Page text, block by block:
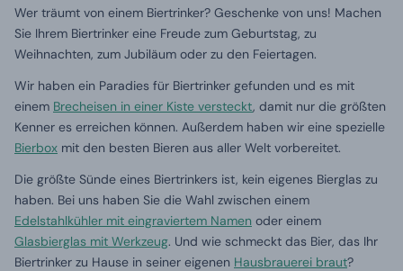
Wer träumt von einem Biertrinker? Geschenke von uns! Machen
Sie Ihrem Biertrinker eine Freude zum Geburtstag, zu
Weihnachten, zum Jubiläum oder zu den Feiertagen.
Wir haben ein Paradies für Biertrinker gefunden und es mit
einem Brecheisen in einer Kiste versteckt, damit nur die größten
Kenner es erreichen können. Außerdem haben wir eine spezielle
Bierbox mit den besten Bieren aus aller Welt vorbereitet.
Die größte Sünde eines Biertrinkers ist, kein eigenes Bierglas zu
haben. Bei uns haben Sie die Wahl zwischen einem
Edelstahlkühler mit eingraviertem Namen oder einem
Glasbierglas mit Werkzeug. Und wie schmeckt das Bier, das Ihr
Biertrinker zu Hause in seiner eigenen Hausbrauerei braut?